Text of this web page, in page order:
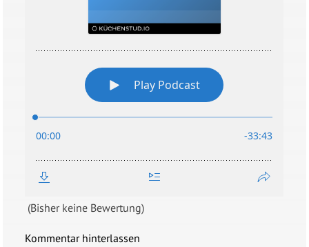
(Bisher keine Bewertung)
Kommentar hinterlassen